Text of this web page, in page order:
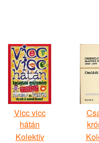
Vicc vicc
hátán
Kolektív